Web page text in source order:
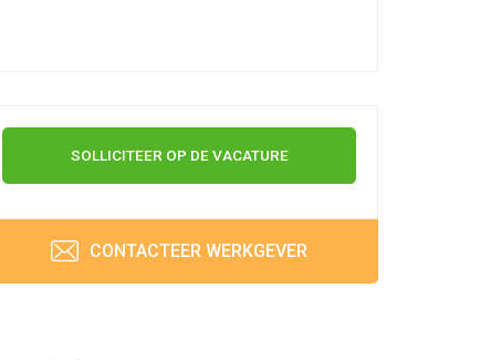
SOLLICITEER OP DE VACATURE
CONTACTEER WERKGEVER